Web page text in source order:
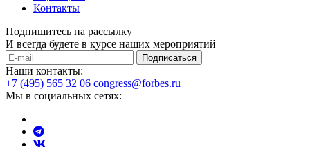
Контакты
Подпишитесь на рассылку
И всегда будете в курсе наших мероприятий
Подписаться
Наши контакты:
+7 (495) 565 32 06 congress@forbes.ru
Мы в социальных сетях: